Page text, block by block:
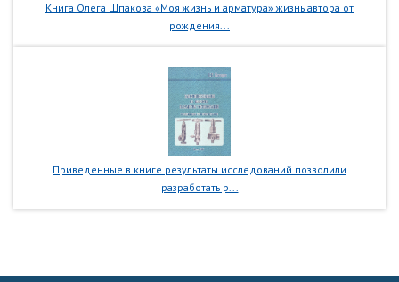
Книга Олега Шпакова «Моя жизнь и арматура» жизнь автора от
рождения...
Приведенные в книге результаты исследований позволили
разработать р...